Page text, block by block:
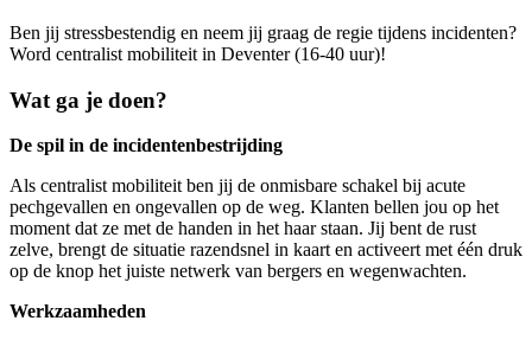
Ben jij stressbestendig en neem jij graag de regie tijdens incidenten?
Word centralist mobiliteit in Deventer (16-40 uur)!
Wat ga je doen?
De spil in de incidentenbestrijding
Als centralist mobiliteit ben jij de onmisbare schakel bij acute
pechgevallen en ongevallen op de weg. Klanten bellen jou op het
moment dat ze met de handen in het haar staan. Jij bent de rust
zelve, brengt de situatie razendsnel in kaart en activeert met één druk
op de knop het juiste netwerk van bergers en wegenwachten.
Werkzaamheden